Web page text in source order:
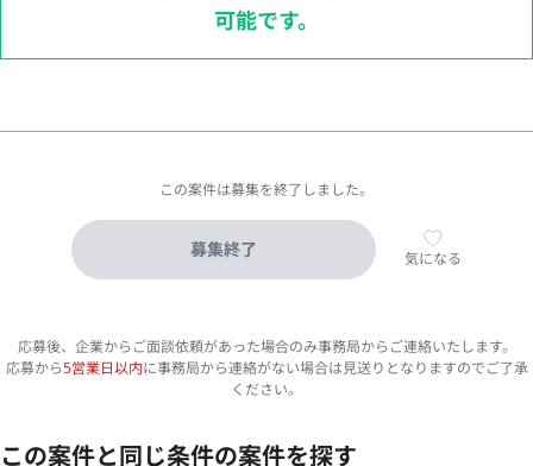
可能です。
この案件は募集を終了しました。
募集終了 気になる
応募後、企業からご面談依頼があった場合のみ事務局からご連絡いたします。
応募から5営業日以内に事務局から連絡がない場合は見送りとなりますのでご了承
ください。
この案件と同じ条件の案件を探す